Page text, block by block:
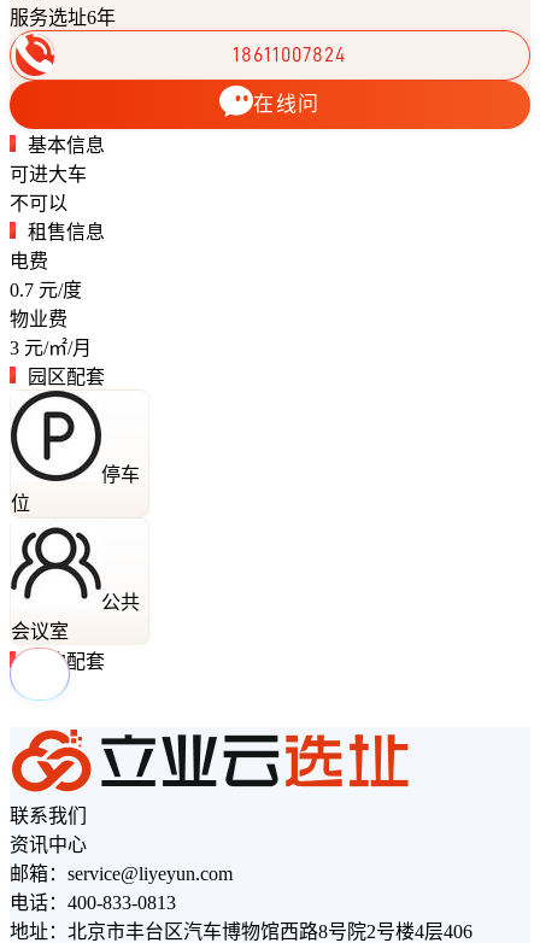
服务选址6年
18611007824
在线问
基本信息
可进大车
不可以
租售信息
电费
0.7 元/度
物业费
3 元/㎡/月
园区配套
停车
位
公共
会议室
周边配套
联系我们
资讯中心
邮箱：service@liyeyun.com
电话：400-833-0813
地址：北京市丰台区汽车博物馆西路8号院2号楼4层406